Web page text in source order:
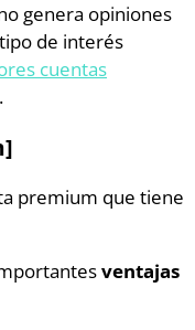
genera opiniones
de interés
cuentas
premium que tiene
ventajas